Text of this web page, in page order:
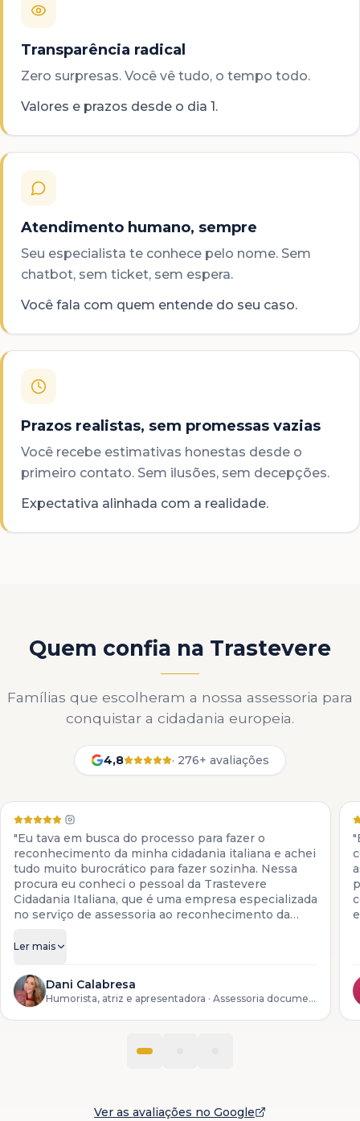
Transparência radical
Zero surpresas. Você vê tudo, o tempo todo.
Valores e prazos desde o dia 1.
Atendimento humano, sempre
Seu especialista te conhece pelo nome. Sem
chatbot, sem ticket, sem espera.
Você fala com quem entende do seu caso.
Prazos realistas, sem promessas vazias
Você recebe estimativas honestas desde o
primeiro contato. Sem ilusões, sem decepções.
Expectativa alinhada com a realidade.
Quem confia na Trastevere
Famílias que escolheram a nossa assessoria para
conquistar a cidadania europeia.
4,8 · 276+ avaliações
"Eu tava em busca do processo para fazer o
reconhecimento da minha cidadania italiana e achei
tudo muito burocrático para fazer sozinha. Nessa
procura eu conheci o pessoal da Trastevere
Cidadania Italiana, que é uma empresa especializada
no serviço de assessoria ao reconhecimento da
os serviços para descendentes de italianos, desde a
do processo lá na Itália."
Ler mais
Dani Calabresa
Humorista, atriz e apresentadora · Assessoria documental
Ver as avaliações no Google